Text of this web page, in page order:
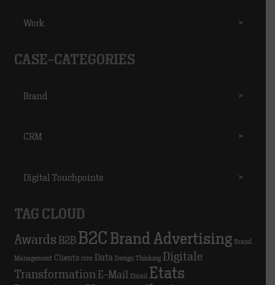
Work >
CASE-CATEGORIES
Brand >
CRM >
Digital Touchpoints >
TAG CLOUD
Awards B2B B2C Brand Advertising Brand
Management Clients crm Data Design Thinking Digitale
Transformation E-Mail Email Etats